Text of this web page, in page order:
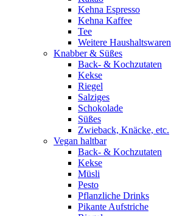
Kehna Espresso
Kehna Kaffee
Tee
Weitere Haushaltswaren
Knabber & Süßes
Back- & Kochzutaten
Kekse
Riegel
Salziges
Schokolade
Süßes
Zwieback, Knäcke, etc.
Vegan haltbar
Back- & Kochzutaten
Kekse
Müsli
Pesto
Pflanzliche Drinks
Pikante Aufstriche